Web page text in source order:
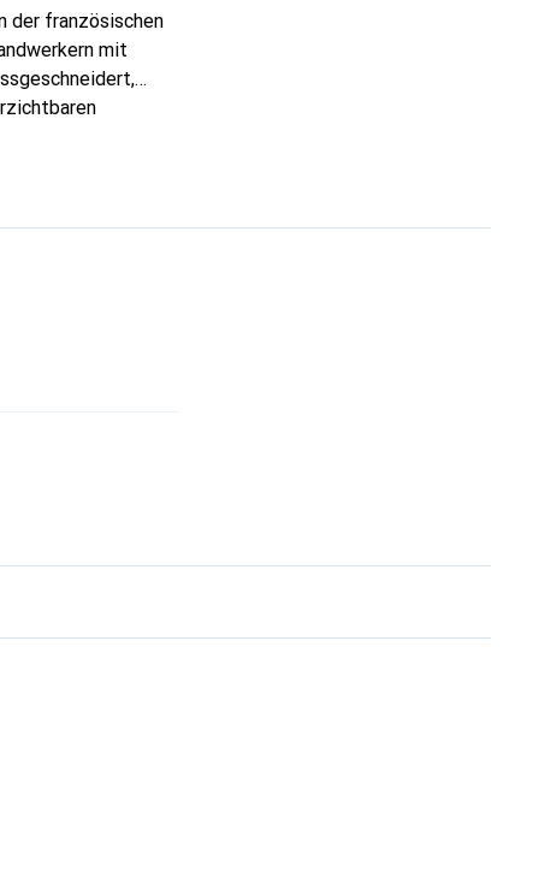
der französischen
mit